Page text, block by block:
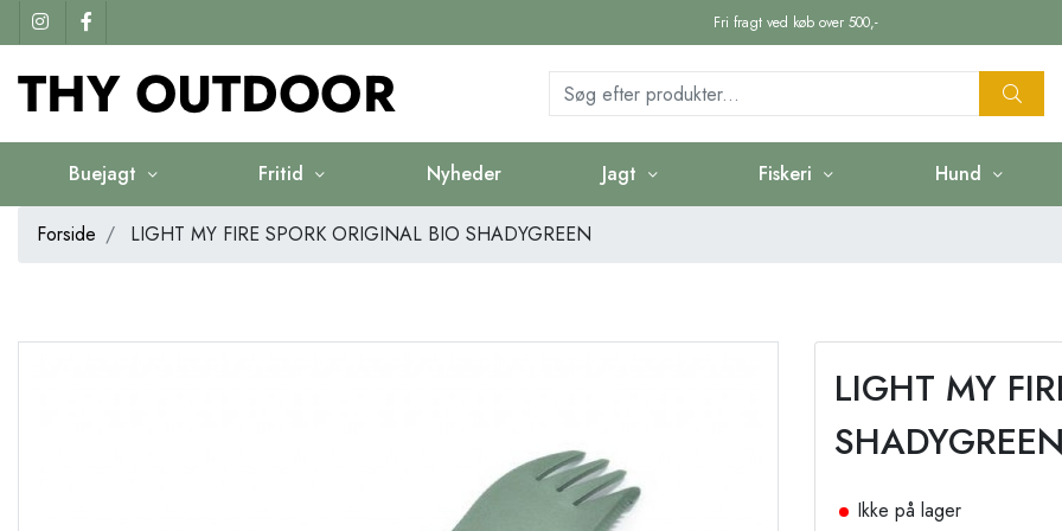
Fri fragt ved køb over 500,-
Buejagt Fritid Nyheder Jagt Fiskeri Hund
Forside LIGHT MY FIRE SPORK ORIGINAL BIO SHADYGREEN
LIGHT MY
SHADYGREEN
Ikke på lager